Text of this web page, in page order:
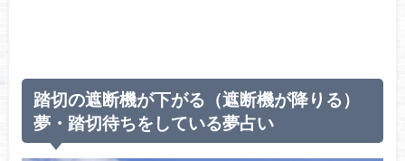
踏切の遮断機が下がる（遮断機が降りる）
夢・踏切待ちをしている夢占い